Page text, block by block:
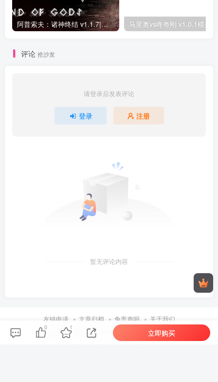
阿普索夫：诸神终结 v1.1.7|解谜冒险|容量8.3GB|免安装绿色中文版
注册
友链申请 文章归档 免责声明 关于我们
KXZGAME· 由Zibll主题强力驱动.
0 1
立即购买